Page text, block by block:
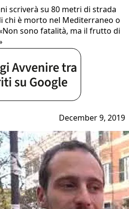
scriverà su 80 metri di strada
chi è morto nel Mediterraneo o
sono fatalità, ma il frutto di
December 9, 2019